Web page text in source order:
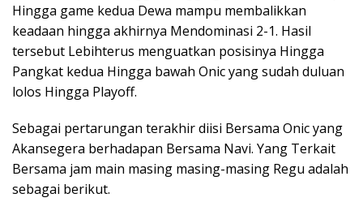
Hingga game kedua Dewa mampu membalikkan
keadaan hingga akhirnya Mendominasi 2-1. Hasil
tersebut Lebihterus menguatkan posisinya Hingga
Pangkat kedua Hingga bawah Onic yang sudah duluan
lolos Hingga Playoff.
Sebagai pertarungan terakhir diisi Bersama Onic yang
Akansegera berhadapan Bersama Navi. Yang Terkait
Bersama jam main masing masing-masing Regu adalah
sebagai berikut.